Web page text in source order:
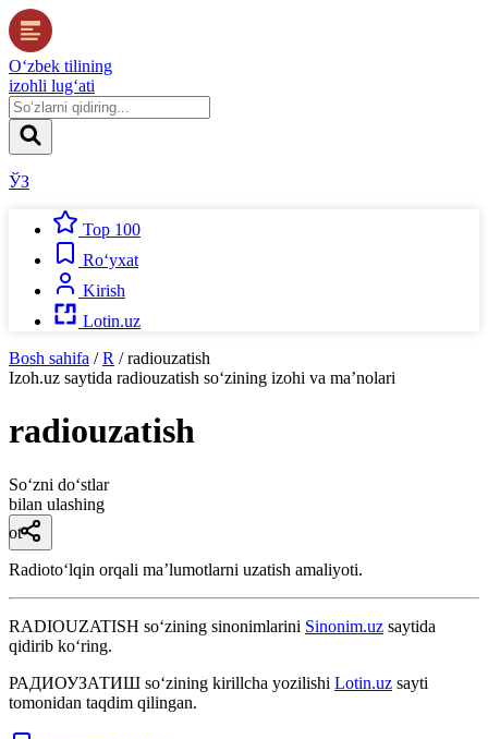
O‘zbek tilining
izohli lug‘ati
ЎЗ
Top 100
Ro‘yxat
Kirish
Lotin.uz
Bosh sahifa / R / radiouzatish
Izoh.uz saytida radiouzatish so‘zining izohi va ma’nolari
radiouzatish
So‘zni do‘stlar
bilan ulashing
ot
Radiotoʻlqin orqali maʼlumotlarni uzatish amaliyoti.
RADIOUZATISH so‘zining sinonimlarini Sinonim.uz saytida
qidirib ko‘ring.
РАДИОУЗАТИШ so‘zining kirillcha yozilishi Lotin.uz sayti
tomonidan taqdim qilingan.